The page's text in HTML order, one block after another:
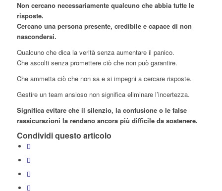
Non cercano necessariamente qualcuno che abbia tutte le
risposte.
Cercano una persona presente, credibile e capace di non
nascondersi.
Qualcuno che dica la verità senza aumentare il panico.
Che ascolti senza promettere ciò che non può garantire.
Che ammetta ciò che non sa e si impegni a cercare risposte.
Gestire un team ansioso non significa eliminare l’incertezza.
Significa evitare che il silenzio, la confusione o le false
rassicurazioni la rendano ancora più difficile da sostenere.
Condividi questo articolo